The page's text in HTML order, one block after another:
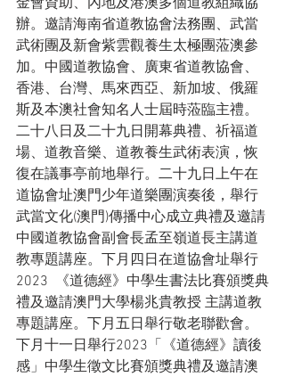
金會資助、內地及港澳多個道教組織協
辦。邀請海南省道教協會法務團、武當
武術團及新會紫雲觀養生太極團蒞澳參
加。中國道教協會、廣東省道教協會、
香港、台灣、馬來西亞、新加坡、俄羅
斯及本澳社會知名人士屆時蒞臨主禮。
二十八日及二十九日開幕典禮、祈福道
場、道教音樂、道教養生武術表演，恢
復在議事亭前地舉行。二十九日上午在
道協會址澳門少年道樂團演奏後，舉行
武當文化(澳門)傳播中心成立典禮及邀請
中國道教協會副會長孟至嶺道長主講道
教專題講座。下月四日在道協會址舉行
2023  《道德經》中學生書法比賽頒獎典
禮及邀請澳門大學楊兆貴教授 主講道教
專題講座。下月五日舉行敬老聯歡會。
下月十一日舉行2023「《道德經》讀後
感」中學生徵文比賽頒獎典禮及邀請澳